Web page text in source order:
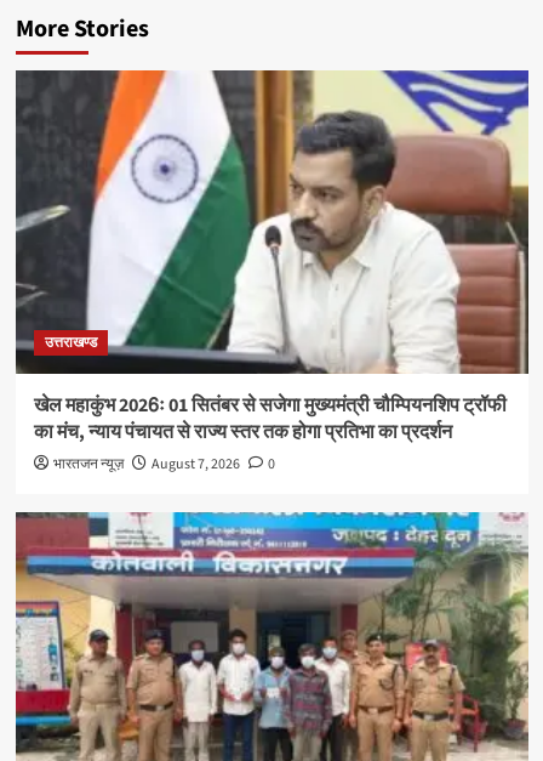
More Stories
उत्तराखण्ड
खेल महाकुंभ 2026ः 01 सितंबर से सजेगा मुख्यमंत्री चौम्पियनशिप ट्रॉफी
का मंच, न्याय पंचायत से राज्य स्तर तक होगा प्रतिभा का प्रदर्शन
भारतजन न्यूज़ August 7, 2026 0